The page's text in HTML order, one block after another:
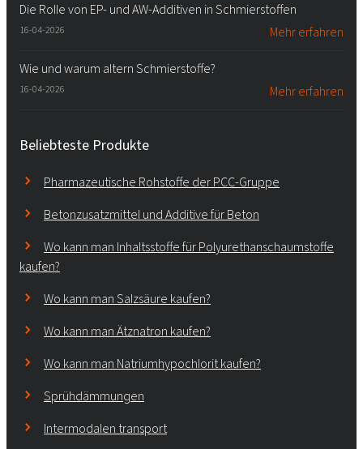
Die Rolle von EP- und AW-Additiven in Schmierstoffen
16-04-2026 Mehr erfahren
Wie und warum altern Schmierstoffe?
16-04-2026 Mehr erfahren
Beliebteste Produkte
Pharmazeutische Rohstoffe der PCC-Gruppe
Betonzusatzmittel und Additive für Beton
Wo kann man Inhaltsstoffe für Polyurethanschaumstoffe
kaufen?
Wo kann man Salzsäure kaufen?
Wo kann man Ätznatron kaufen?
Wo kann man Natriumhypochlorit kaufen?
Sprühdämmungen
Intermodalen transport